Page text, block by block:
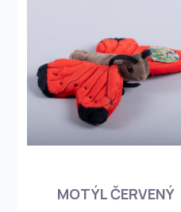
MOTÝL ČERVENÝ